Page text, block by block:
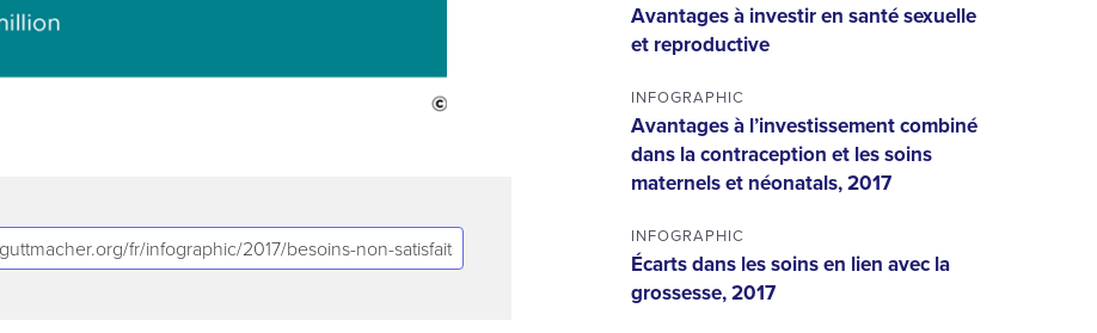
Avantages à investir en santé sexuelle
et reproductive
INFOGRAPHIC
Avantages à l’investissement combiné
dans la contraception et les soins
maternels et néonatals, 2017
INFOGRAPHIC
Écarts dans les soins en lien avec la
grossesse, 2017